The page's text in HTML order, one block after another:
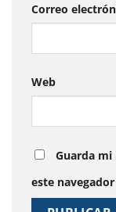
Correo
Web
Guarda
este